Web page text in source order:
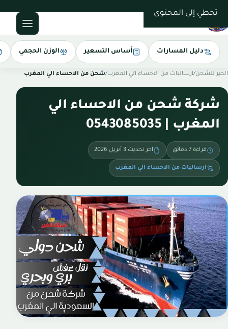
تخطي إلى المحتوى
دليل المسارات أساس التسعير الوزن الحجمي
الخير للشحن/ارساليات من الاحساء الي المغرب/شحن من الاحساء الي المغرب
شركة شحن من الاحساء الي
المغرب | 0543085035
قراءة 7 دقائق آخر تحديث 3 أبريل 2026
ارساليات من الاحساء الي المغرب